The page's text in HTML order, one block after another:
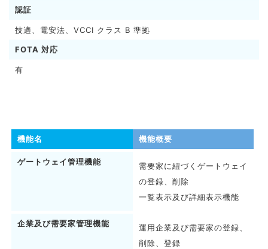
認証
技適、電安法、VCCI クラス B 準拠
FOTA 対応
有
機能名 機能概要
ゲートウェイ管理機能
需要家に紐づくゲートウェイ
の登録、削除
一覧表示及び詳細表示機能
企業及び需要家管理機能
運用企業及び需要家の登録、
削除、登録